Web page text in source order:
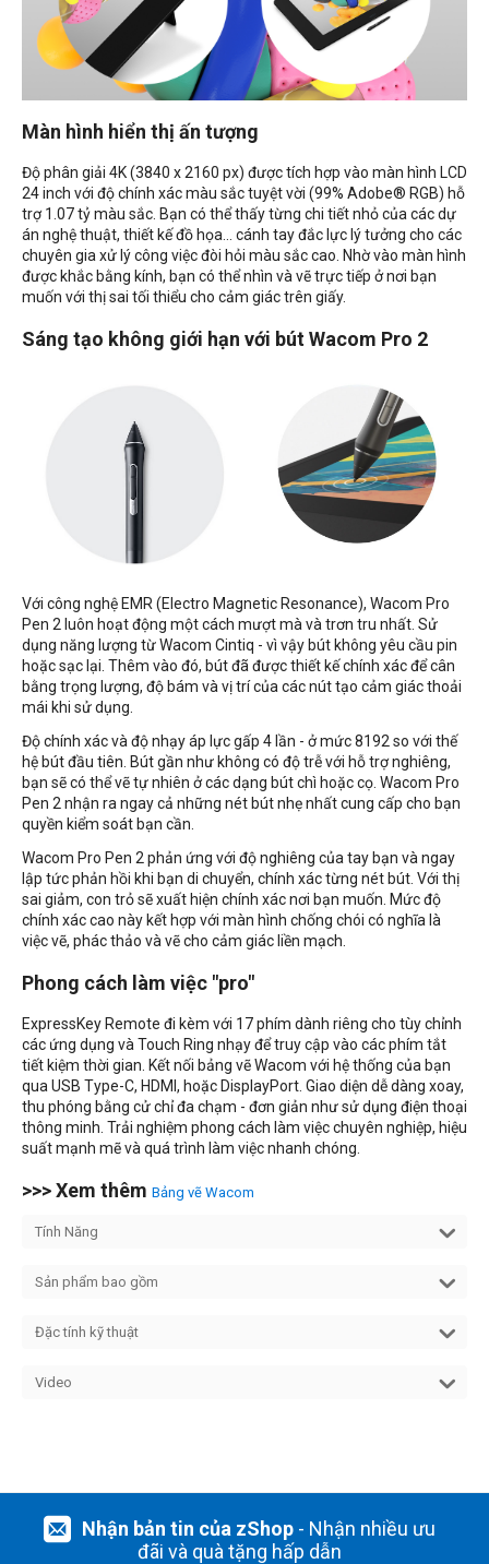
Màn hình hiển thị ấn tượng
Độ phân giải 4K (3840 x 2160 px) được tích hợp vào màn hình LCD
24 inch với độ chính xác màu sắc tuyệt vời (99% Adobe® RGB) hỗ
trợ 1.07 tỷ màu sắc. Bạn có thể thấy từng chi tiết nhỏ của các dự
án nghệ thuật, thiết kế đồ họa... cánh tay đắc lực lý tưởng cho các
chuyên gia xử lý công việc đòi hỏi màu sắc cao. Nhờ vào màn hình
được khắc bằng kính, bạn có thể nhìn và vẽ trực tiếp ở nơi bạn
muốn với thị sai tối thiểu cho cảm giác trên giấy.
Sáng tạo không giới hạn với bút Wacom Pro 2
Với công nghệ EMR (Electro Magnetic Resonance), Wacom Pro
Pen 2 luôn hoạt động một cách mượt mà và trơn tru nhất. Sử
dụng năng lượng từ Wacom Cintiq - vì vậy bút không yêu cầu pin
hoặc sạc lại. Thêm vào đó, bút đã được thiết kế chính xác để cân
bằng trọng lượng, độ bám và vị trí của các nút tạo cảm giác thoải
mái khi sử dụng.
Độ chính xác và độ nhạy áp lực gấp 4 lần - ở mức 8192 so với thế
hệ bút đầu tiên. Bút gần như không có độ trễ với hỗ trợ nghiêng,
bạn sẽ có thể vẽ tự nhiên ở các dạng bút chì hoặc cọ. Wacom Pro
Pen 2 nhận ra ngay cả những nét bút nhẹ nhất cung cấp cho bạn
quyền kiểm soát bạn cần.
Wacom Pro Pen 2 phản ứng với độ nghiêng của tay bạn và ngay
lập tức phản hồi khi bạn di chuyển, chính xác từng nét bút. Với thị
sai giảm, con trỏ sẽ xuất hiện chính xác nơi bạn muốn. Mức độ
chính xác cao này kết hợp với màn hình chống chói có nghĩa là
việc vẽ, phác thảo và vẽ cho cảm giác liền mạch.
Phong cách làm việc "pro"
ExpressKey Remote đi kèm với 17 phím dành riêng cho tùy chỉnh
các ứng dụng và Touch Ring nhạy để truy cập vào các phím tắt
tiết kiệm thời gian. Kết nối bảng vẽ Wacom với hệ thống của bạn
qua USB Type-C, HDMI, hoặc DisplayPort. Giao diện dễ dàng xoay,
thu phóng bằng cử chỉ đa chạm - đơn giản như sử dụng điện thoại
thông minh. Trải nghiệm phong cách làm việc chuyên nghiệp, hiệu
suất mạnh mẽ và quá trình làm việc nhanh chóng.
>>> Xem thêm Bảng vẽ Wacom
Tính Năng
Sản phẩm bao gồm
Đặc tính kỹ thuật
Video
Nhận bản tin của zShop- Nhận nhiều ưu
đãi và quà tặng hấp dẫn